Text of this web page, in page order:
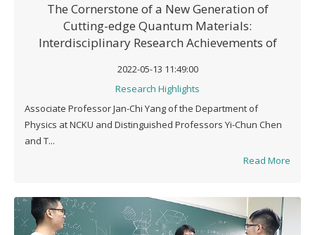
The Cornerstone of a New Generation of
Cutting-edge Quantum Materials:
Interdisciplinary Research Achievements of
Department of Physics, NCKU
2022-05-13 11:49:00
Research Highlights
Associate Professor Jan-Chi Yang of the Department of
Physics at NCKU and Distinguished Professors Yi-Chun Chen
and T...
Read More